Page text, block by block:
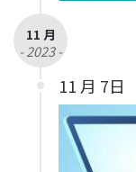
11 月
- 2023 -
11 月 7日